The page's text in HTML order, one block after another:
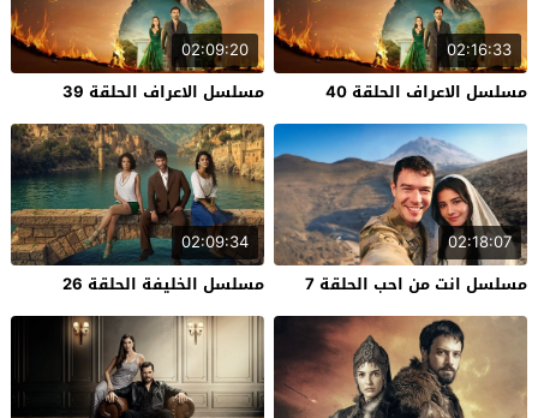
02:16:33
مسلسل الاعراف الحلقة 40
02:09:20
مسلسل الاعراف الحلقة 39
02:18:07
مسلسل انت من احب الحلقة 7
02:09:34
مسلسل الخليفة الحلقة 26